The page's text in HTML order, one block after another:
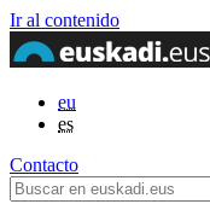
Ir al contenido
eu
es
Contacto